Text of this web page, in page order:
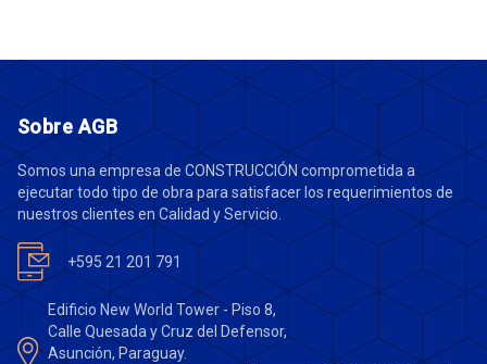
Sobre AGB
Somos una empresa de CONSTRUCCIÓN comprometida a
ejecutar todo tipo de obra para satisfacer los requerimientos de
nuestros clientes en Calidad y Servicio.
+595 21 201 791
Edificio New World Tower - Piso 8,
Calle Quesada y Cruz del Defensor,
Asunción, Paraguay.